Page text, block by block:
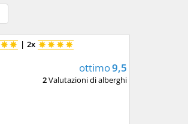
| 2x
ottimo9,5
2Valutazioni di alberghi